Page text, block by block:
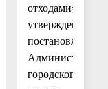
отходами»,
утвержденную
постановлением
Администрации
городского